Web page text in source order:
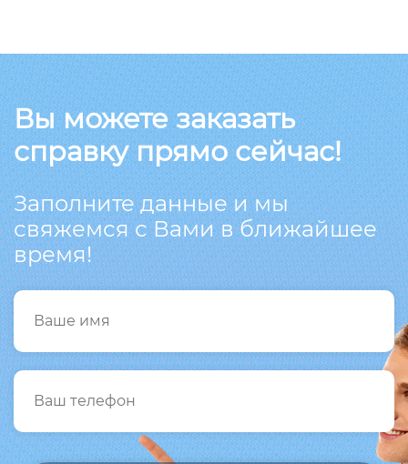
Вы можете заказать
справку прямо сейчас!
Заполните данные и мы
свяжемся с Вами в ближайшее
время!